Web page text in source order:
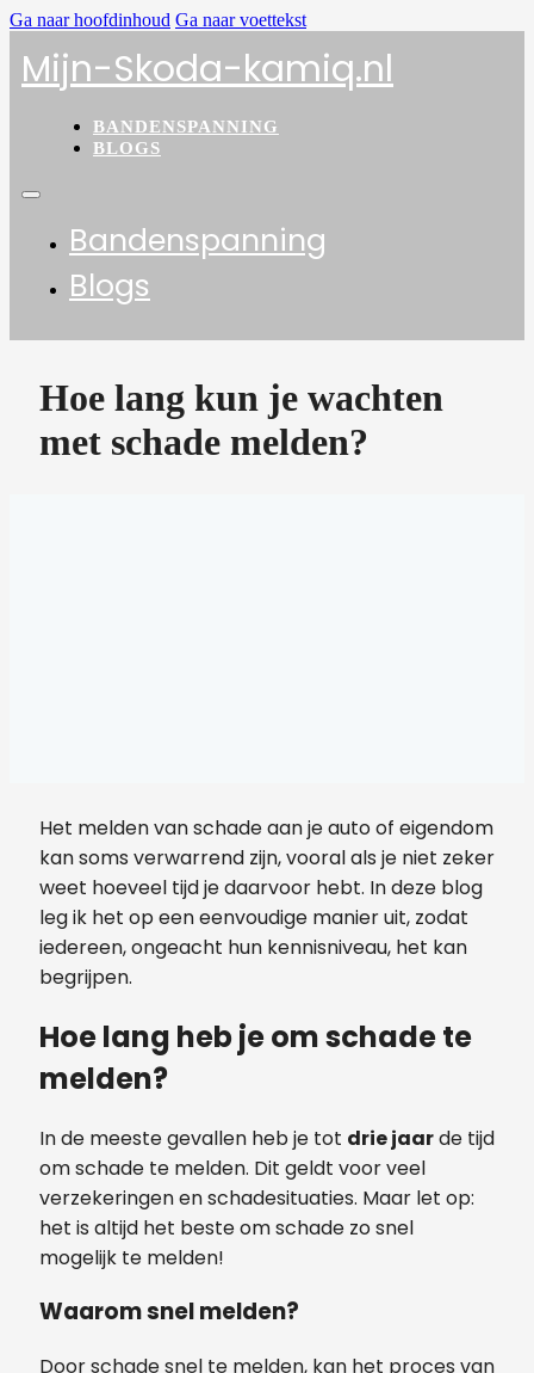
Ga naar hoofdinhoud Ga naar voettekst
Mijn-Skoda-kamiq.nl
BANDENSPANNING
BLOGS
Bandenspanning
Blogs
Hoe lang kun je wachten
met schade melden?
Het melden van schade aan je auto of eigendom
kan soms verwarrend zijn, vooral als je niet zeker
weet hoeveel tijd je daarvoor hebt. In deze blog
leg ik het op een eenvoudige manier uit, zodat
iedereen, ongeacht hun kennisniveau, het kan
begrijpen.
Hoe lang heb je om schade te
melden?
In de meeste gevallen heb je tot drie jaarde tijd
om schade te melden. Dit geldt voor veel
verzekeringen en schadesituaties. Maar let op:
het is altijd het beste om schade zo snel
mogelijk te melden!
Waarom snel melden?
Door schade snel te melden, kan het proces van